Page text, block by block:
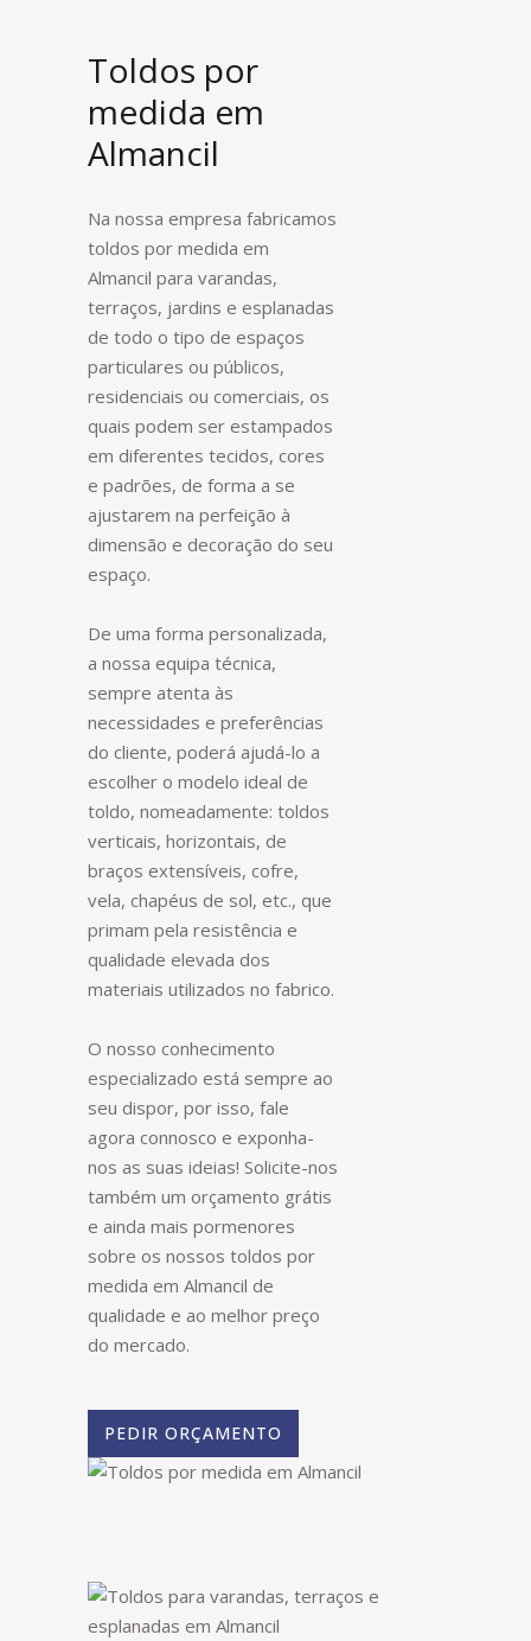
Toldos por
medida em
Almancil
Na nossa empresa fabricamos
toldos por medida em
Almancil para varandas,
terraços, jardins e esplanadas
de todo o tipo de espaços
particulares ou públicos,
residenciais ou comerciais, os
quais podem ser estampados
em diferentes tecidos, cores
e padrões, de forma a se
ajustarem na perfeição à
dimensão e decoração do seu
espaço.
De uma forma personalizada,
a nossa equipa técnica,
sempre atenta às
necessidades e preferências
do cliente, poderá ajudá-lo a
escolher o modelo ideal de
toldo, nomeadamente: toldos
verticais, horizontais, de
braços extensíveis, cofre,
vela, chapéus de sol, etc., que
primam pela resistência e
qualidade elevada dos
materiais utilizados no fabrico.
O nosso conhecimento
especializado está sempre ao
seu dispor, por isso, fale
agora connosco e exponha-
nos as suas ideias! Solicite-nos
também um orçamento grátis
e ainda mais pormenores
sobre os nossos toldos por
medida em Almancil de
qualidade e ao melhor preço
do mercado.
PEDIR ORÇAMENTO